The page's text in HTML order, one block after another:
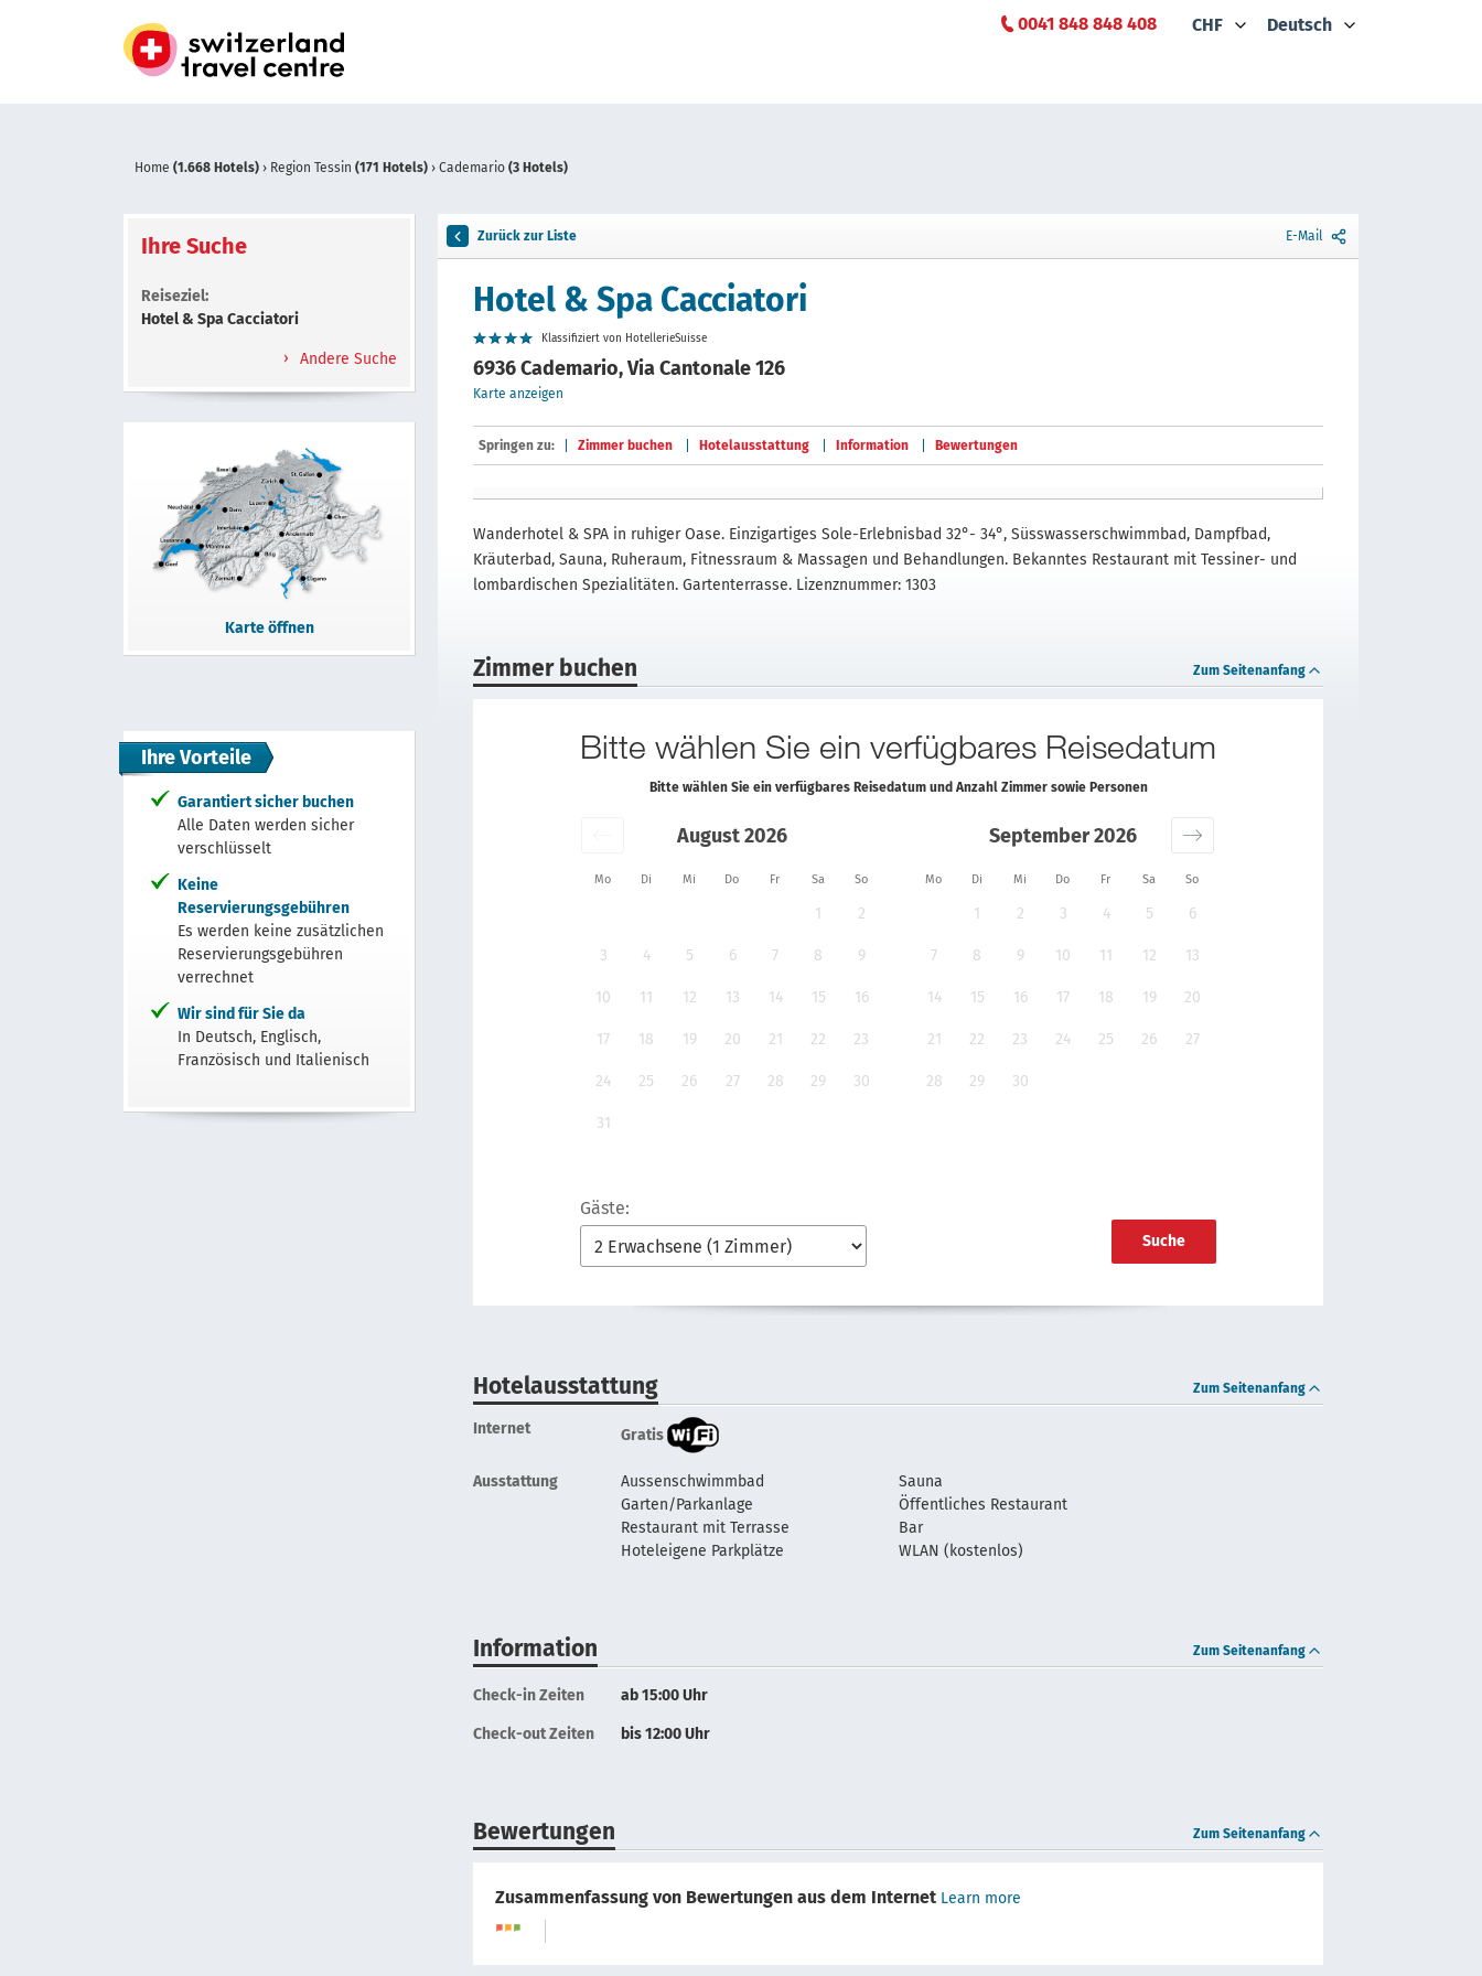
0041 848 848 408 CHF Deutsch
Home (1.668 Hotels) › Region Tessin (171 Hotels) › Cademario (3 Hotels)
Ihre Suche
Reiseziel:
Hotel & Spa Cacciatori
Andere Suche
Karte öffnen
Ihre Vorteile
Garantiert sicher buchen
Alle Daten werden sicher
verschlüsselt
Keine
Reservierungsgebühren
Es werden keine zusätzlichen
Reservierungsgebühren
verrechnet
Wir sind für Sie da
In Deutsch, Englisch,
Französisch und Italienisch
Zurück zur Liste E-Mail
Hotel & Spa Cacciatori
Klassifiziert von HotellerieSuisse
6936 Cademario, Via Cantonale 126
Karte anzeigen
Springen zu: Zimmer buchen Hotelausstattung Information Bewertungen
Wanderhotel & SPA in ruhiger Oase. Einzigartiges Sole-Erlebnisbad 32°- 34°, Süsswasserschwimmbad, Dampfbad,
Kräuterbad, Sauna, Ruheraum, Fitnessraum & Massagen und Behandlungen. Bekanntes Restaurant mit Tessiner- und
lombardischen Spezialitäten. Gartenterrasse. Lizenznummer: 1303
Zimmer buchen Zum Seitenanfang
Bitte wählen Sie ein verfügbares Reisedatum
Bitte wählen Sie ein verfügbares Reisedatum und Anzahl Zimmer sowie Personen
Mo Di Mi Do Fr Sa So Mo Di Mi Do Fr Sa So
August 2026
1 2
3 4 5 6 7 8 9
10 11 12 13 14 15 16
17 18 19 20 21 22 23
24 25 26 27 28 29 30
31
September 2026
1 2 3 4 5 6
7 8 9 10 11 12 13
14 15 16 17 18 19 20
21 22 23 24 25 26 27
28 29 30
Gäste:
Suche
Hotelausstattung Zum Seitenanfang
Internet Gratis
Ausstattung Aussenschwimmbad
Sauna
Garten/Parkanlage
Öffentliches Restaurant
Restaurant mit Terrasse
Bar
Hoteleigene Parkplätze
WLAN (kostenlos)
Information Zum Seitenanfang
Check-in Zeiten ab 15:00 Uhr
Check-out Zeiten bis 12:00 Uhr
Bewertungen Zum Seitenanfang
Zusammenfassung von Bewertungen aus dem Internet Learn more